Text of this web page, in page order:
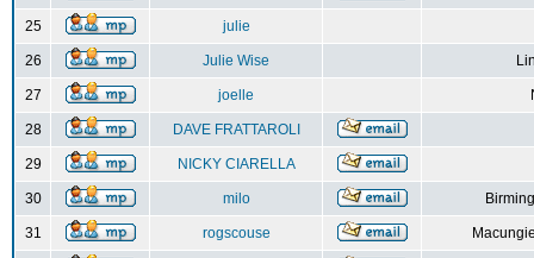
25 julie
26 Julie Wise
27 joelle
28 DAVE FRATTAROLI
29 NICKY CIARELLA
30 milo
31 rogscouse